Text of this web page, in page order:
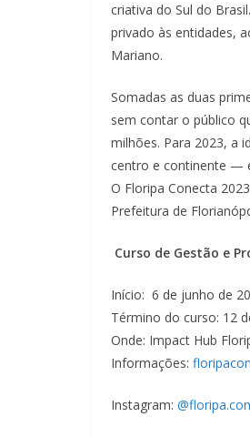
criativa do Sul do
privado às entidades,
Mariano.
Somadas as duas
sem contar o público
milhões. Para 2023, a
centro e continente —
O Floripa Conecta
Prefeitura de
Curso de Gestão e
Início: 6 de junho de
Término do curso: 12
Onde: Impact Hub
Informações:
Instagram: